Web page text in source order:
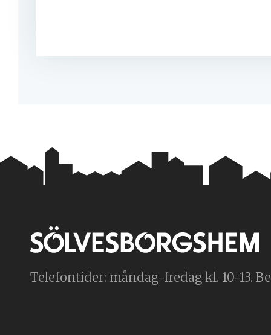
Telefontider: måndag-fredag kl. 10-13.